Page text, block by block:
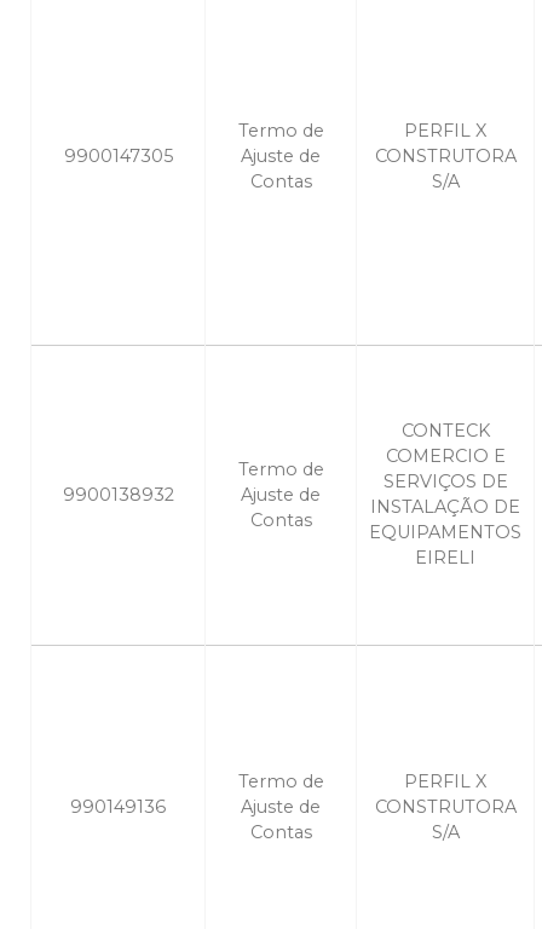
9900147305
Termo de
Ajuste de
Contas
PERFIL X
CONSTRUTORA
S/A
9900138932
Termo de
Ajuste de
Contas
CONTECK
COMERCIO E
SERVIÇOS DE
INSTALAÇÃO DE
EQUIPAMENTOS
EIRELI
990149136
Termo de
Ajuste de
Contas
PERFIL X
CONSTRUTORA
S/A